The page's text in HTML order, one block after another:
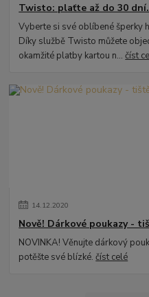
Twisto: plaťte až do 30 dní.
Vyberte si své oblíbené šperky
Díky službě Twisto můžete
okamžité platby kartou n...číst
14.12.2020
Nově! Dárkové poukazy -
NOVINKA! Věnujte dárkový
potěšte své blízké.číst celé